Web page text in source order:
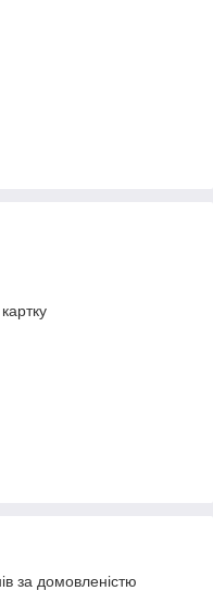
за домовленістю